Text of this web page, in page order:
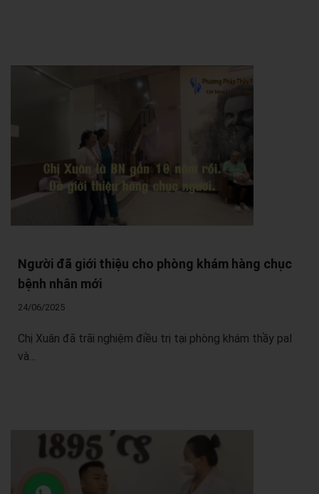
Người đã giới thiệu cho phòng khám hàng chục
bệnh nhân mới
24/06/2025
Chị Xuân đã trãi nghiệm điều trị tại phòng khám thầy pal
và...